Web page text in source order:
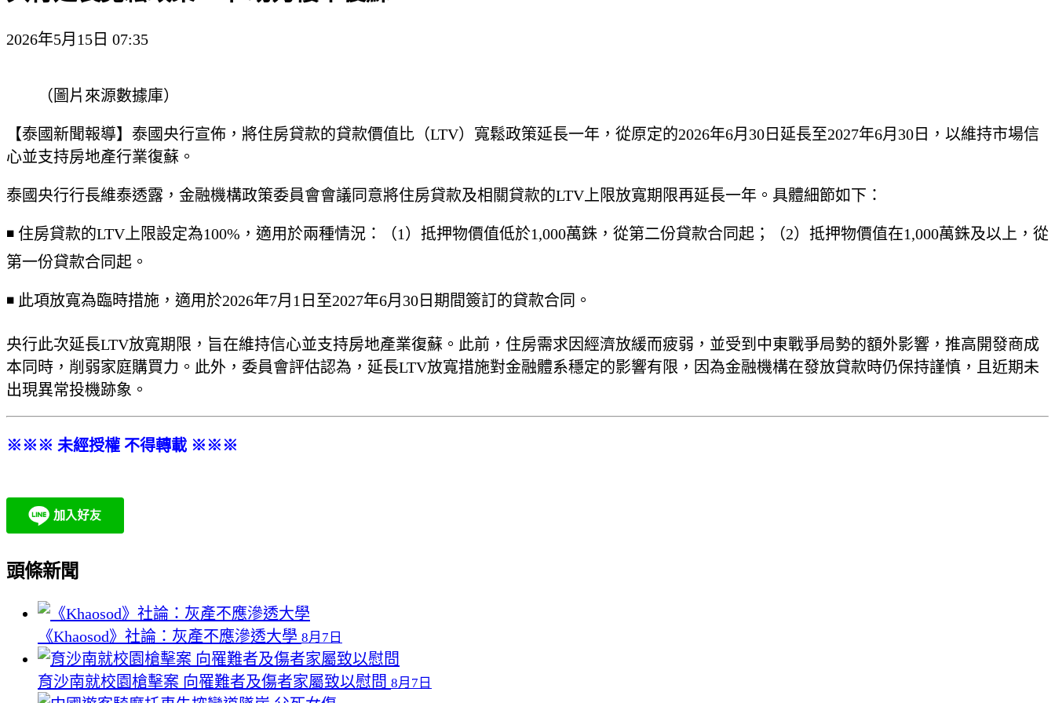
2026年5月15日 07:35
（圖片來源數據庫）
【泰國新聞報導】泰國央行宣佈，將住房貸款的貸款價值比（LTV）寬鬆政策延長一年，從原定的2026年6月30日延長至2027年6月30日，以維持市場信
心並支持房地產行業復蘇。
泰國央行行長維泰透露，金融機構政策委員會會議同意將住房貸款及相關貸款的LTV上限放寬期限再延長一年。具體細節如下：
◾️ 住房貸款的LTV上限設定為100%，適用於兩種情況：（1）抵押物價值低於1,000萬銖，從第二份貸款合同起；（2）抵押物價值在1,000萬銖及以上，從
第一份貸款合同起。
◾️ 此項放寬為臨時措施，適用於2026年7月1日至2027年6月30日期間簽訂的貸款合同。
央行此次延長LTV放寬期限，旨在維持信心並支持房地產業復蘇。此前，住房需求因經濟放緩而疲弱，並受到中東戰爭局勢的額外影響，推高開發商成
本同時，削弱家庭購買力。此外，委員會評估認為，延長LTV放寬措施對金融體系穩定的影響有限，因為金融機構在發放貸款時仍保持謹慎，且近期未
出現異常投機跡象。
※※※ 未經授權 不得轉載 ※※※
頭條新聞
《Khaosod》社論：灰產不應滲透大學 8月7日
育沙南就校園槍擊案 向罹難者及傷者家屬致以慰問 8月7日